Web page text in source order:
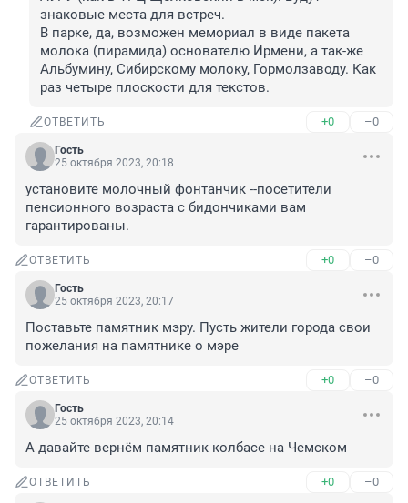
знаковые места для встреч.
В парке, да, возможен мемориал в виде пакета
молока (пирамида) основателю Ирмени, а так-же
Альбумину, Сибирскому молоку, Гормолзаводу. Как
раз четыре плоскости для текстов.
ОТВЕТИТЬ +0 –0
Гость
25 октября 2023, 20:18
установите молочный фонтанчик --посетители
пенсионного возраста с бидончиками вам
гарантированы.
ОТВЕТИТЬ +0 –0
Гость
25 октября 2023, 20:17
Поставьте памятник мэру. Пусть жители города свои
пожелания на памятнике о мэре
ОТВЕТИТЬ +0 –0
Гость
25 октября 2023, 20:14
А давайте вернём памятник колбасе на Чемском
ОТВЕТИТЬ +0 –0